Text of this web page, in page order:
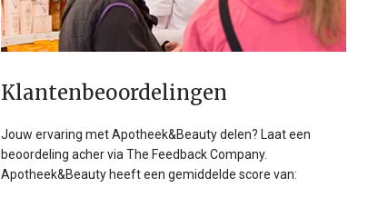
Klanten­beoordelingen
Jouw ervaring met Apotheek&Beauty delen? Laat een
beoordeling acher via The Feedback Company.
Apotheek&Beauty heeft een gemiddelde score van: